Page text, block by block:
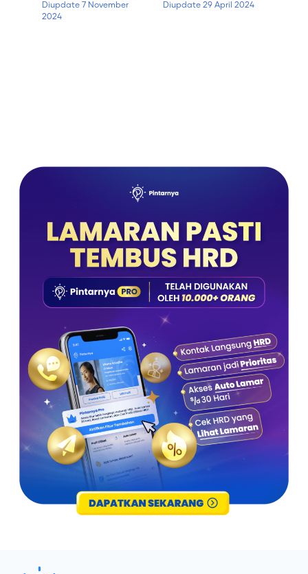
Diupdate 7 November
2024
Diupdate29 April 2024